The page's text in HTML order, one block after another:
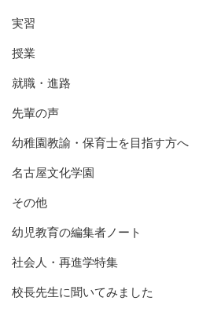
実習
授業
就職・進路
先輩の声
幼稚園教諭・保育士を目指す方へ
名古屋文化学園
その他
幼児教育の編集者ノート
社会人・再進学特集
校長先生に聞いてみました